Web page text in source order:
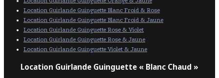
Location Guirlande Guinguette Blanc Froid & Rose
Location Guirlande Guinguette Blanc Froid & Jaune
Location Guirlande Guinguette Rose & Violet
Location Guirlande Guinguette Rose & Jaune
Location Guirlande Guinguette Violet & Jaune
Location Guirlande Guinguette « Blanc Chaud »